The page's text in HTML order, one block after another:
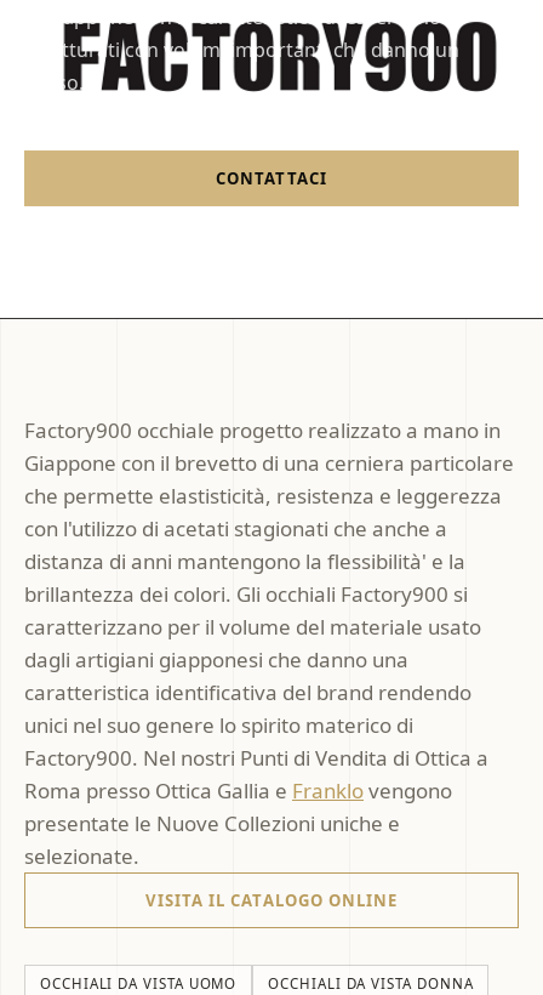
in giappone con la caratteristica di essere molto
strutturati con volumi importanti che danno un
senso...
CONTATTACI
Factory900 occhiale progetto realizzato a mano in
Giappone con il brevetto di una cerniera particolare
che permette elastisticità, resistenza e leggerezza
con l'utilizzo di acetati stagionati che anche a
distanza di anni mantengono la flessibilità' e la
brillantezza dei colori. Gli occhiali Factory900 si
caratterizzano per il volume del materiale usato
dagli artigiani giapponesi che danno una
caratteristica identificativa del brand rendendo
unici nel suo genere lo spirito materico di
Factory900. Nel nostri Punti di Vendita di Ottica a
Roma presso Ottica Gallia e Franklovengono
presentate le Nuove Collezioni uniche e
selezionate.
VISITA IL CATALOGO ONLINE
OCCHIALI DA VISTA UOMO OCCHIALI DA VISTA DONNA